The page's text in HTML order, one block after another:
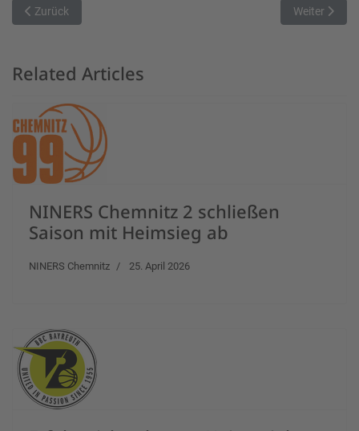
Vorheriger Beitrag: Katastrophenviertel verhindert Überraschung
Zurück Nächster
Weiter
Related Articles
NINERS Chemnitz 2 schließen
Saison mit Heimsieg ab
NINERS Chemnitz 25. April 2026